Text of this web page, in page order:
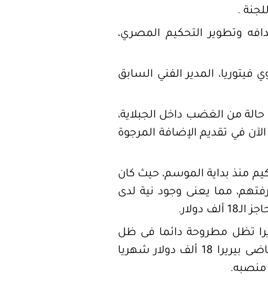
.
وتطوير التحكيم المصري،
فيتوريا، المدير الفني السابق
حالة من الغضب داخل الجبلاية،
في تقديم الإضافة المرجوة
منذ بداية الموسم، حيث كان
مما يعنى وجود نية لدى
دولار.
إلاّ أن فكرة رحيل فيتور بيريرا تظل مطروحة دائما فى ظل
الأزمة المالية الطاحنة التى يعانى منها اتحاد الكرة فى ظل ارتفاع سعر الدولار، حيث يتقاضى بيريرا 18 ألف دولار شهريا